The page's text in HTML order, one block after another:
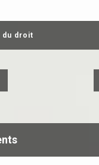
du droit